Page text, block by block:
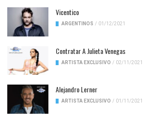
Vicentico
ARGENTINOS / 01/12/2021
Contratar A Julieta Venegas
ARTISTA EXCLUSIVO / 02/11/2021
Alejandro Lerner
ARTISTA EXCLUSIVO / 01/11/2021